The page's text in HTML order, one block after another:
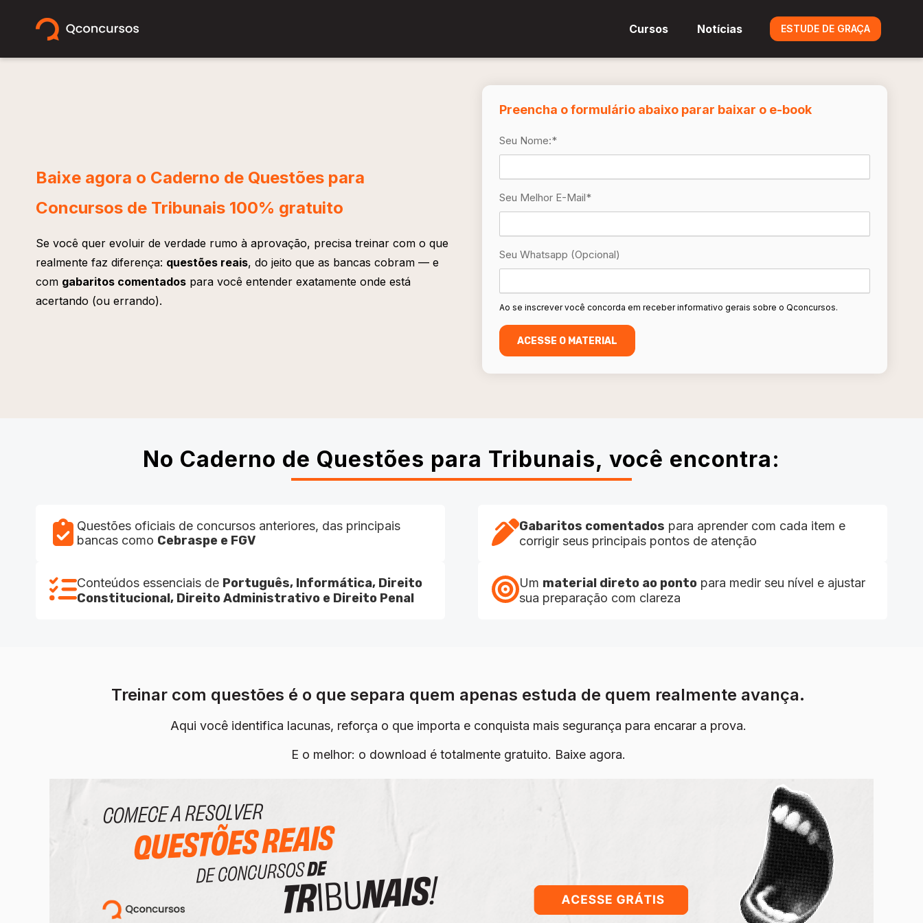
Cursos Notícias ESTUDE DE GRAÇA
Baixe agora o Caderno de Questões para
Concursos de Tribunais 100% gratuito
Se você quer evoluir de verdade rumo à aprovação, precisa treinar com o que
realmente faz diferença: questões reais, do jeito que as bancas cobram — e
com gabaritos comentados para você entender exatamente onde está
acertando (ou errando).
Preencha o formulário abaixo parar baixar o e-book
Seu Nome:*
Seu Melhor E-Mail*
Seu Whatsapp (opcional)
Ao se inscrever você concorda em receber informativo gerais sobre o Qconcursos.
No Caderno de Questões para Tribunais, você encontra:
Questões oficiais de concursos anteriores, das principais
bancas como Cebraspe e FGV
Gabaritos comentados para aprender com cada item e
corrigir seus principais pontos de atenção
Conteúdos essenciais de Português, Informática, Direito
Constitucional, Direito Administrativo e Direito Penal
Um material direto ao ponto para medir seu nível e ajustar
sua preparação com clareza
Treinar com questões é o que separa quem apenas estuda de quem realmente avança.
Aqui você identifica lacunas, reforça o que importa e conquista mais segurança para encarar a prova.
E o melhor: o download é totalmente gratuito. Baixe agora.